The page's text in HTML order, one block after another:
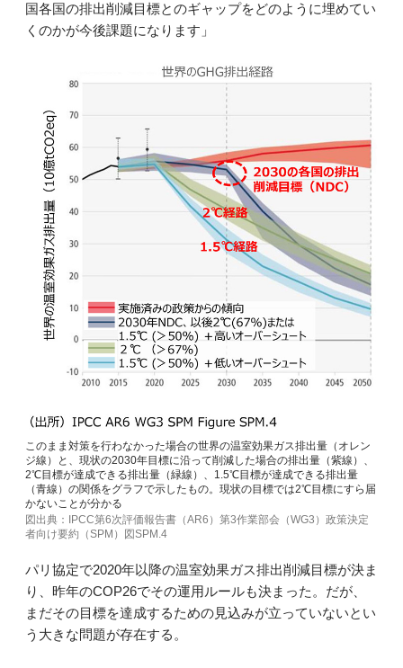
国各国の排出削減目標とのギャップをどのように埋めてい
くのかが今後課題になります」
このまま対策を行わなかった場合の世界の温室効果ガス排出量（オレン
ジ線）と、現状の2030年目標に沿って削減した場合の排出量（紫線）、
2℃目標が達成できる排出量（緑線）、1.5℃目標が達成できる排出量
（青線）の関係をグラフで示したもの。現状の目標では2℃目標にすら届
かないことが分かる
図出典：IPCC第6次評価報告書（AR6）第3作業部会（WG3）政策決定
者向け要約（SPM）図SPM.4
パリ協定で2020年以降の温室効果ガス排出削減目標が決ま
り、昨年のCOP26でその運用ルールも決まった。だが、
まだその目標を達成するための見込みが立っていないとい
う大きな問題が存在する。